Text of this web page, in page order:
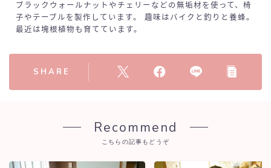
ブラックウォールナットやチェリーなどの無垢材を使って、椅
子やテーブルを製作しています。 趣味はバイクと釣りと養蜂。
最近は塊根植物も育てています。
SHARE
Recommend
こちらの記事もどうぞ